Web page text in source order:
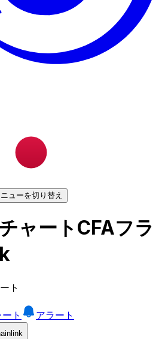
ニューを切り替え
ャートCFAフラ
ト
ト
アラート